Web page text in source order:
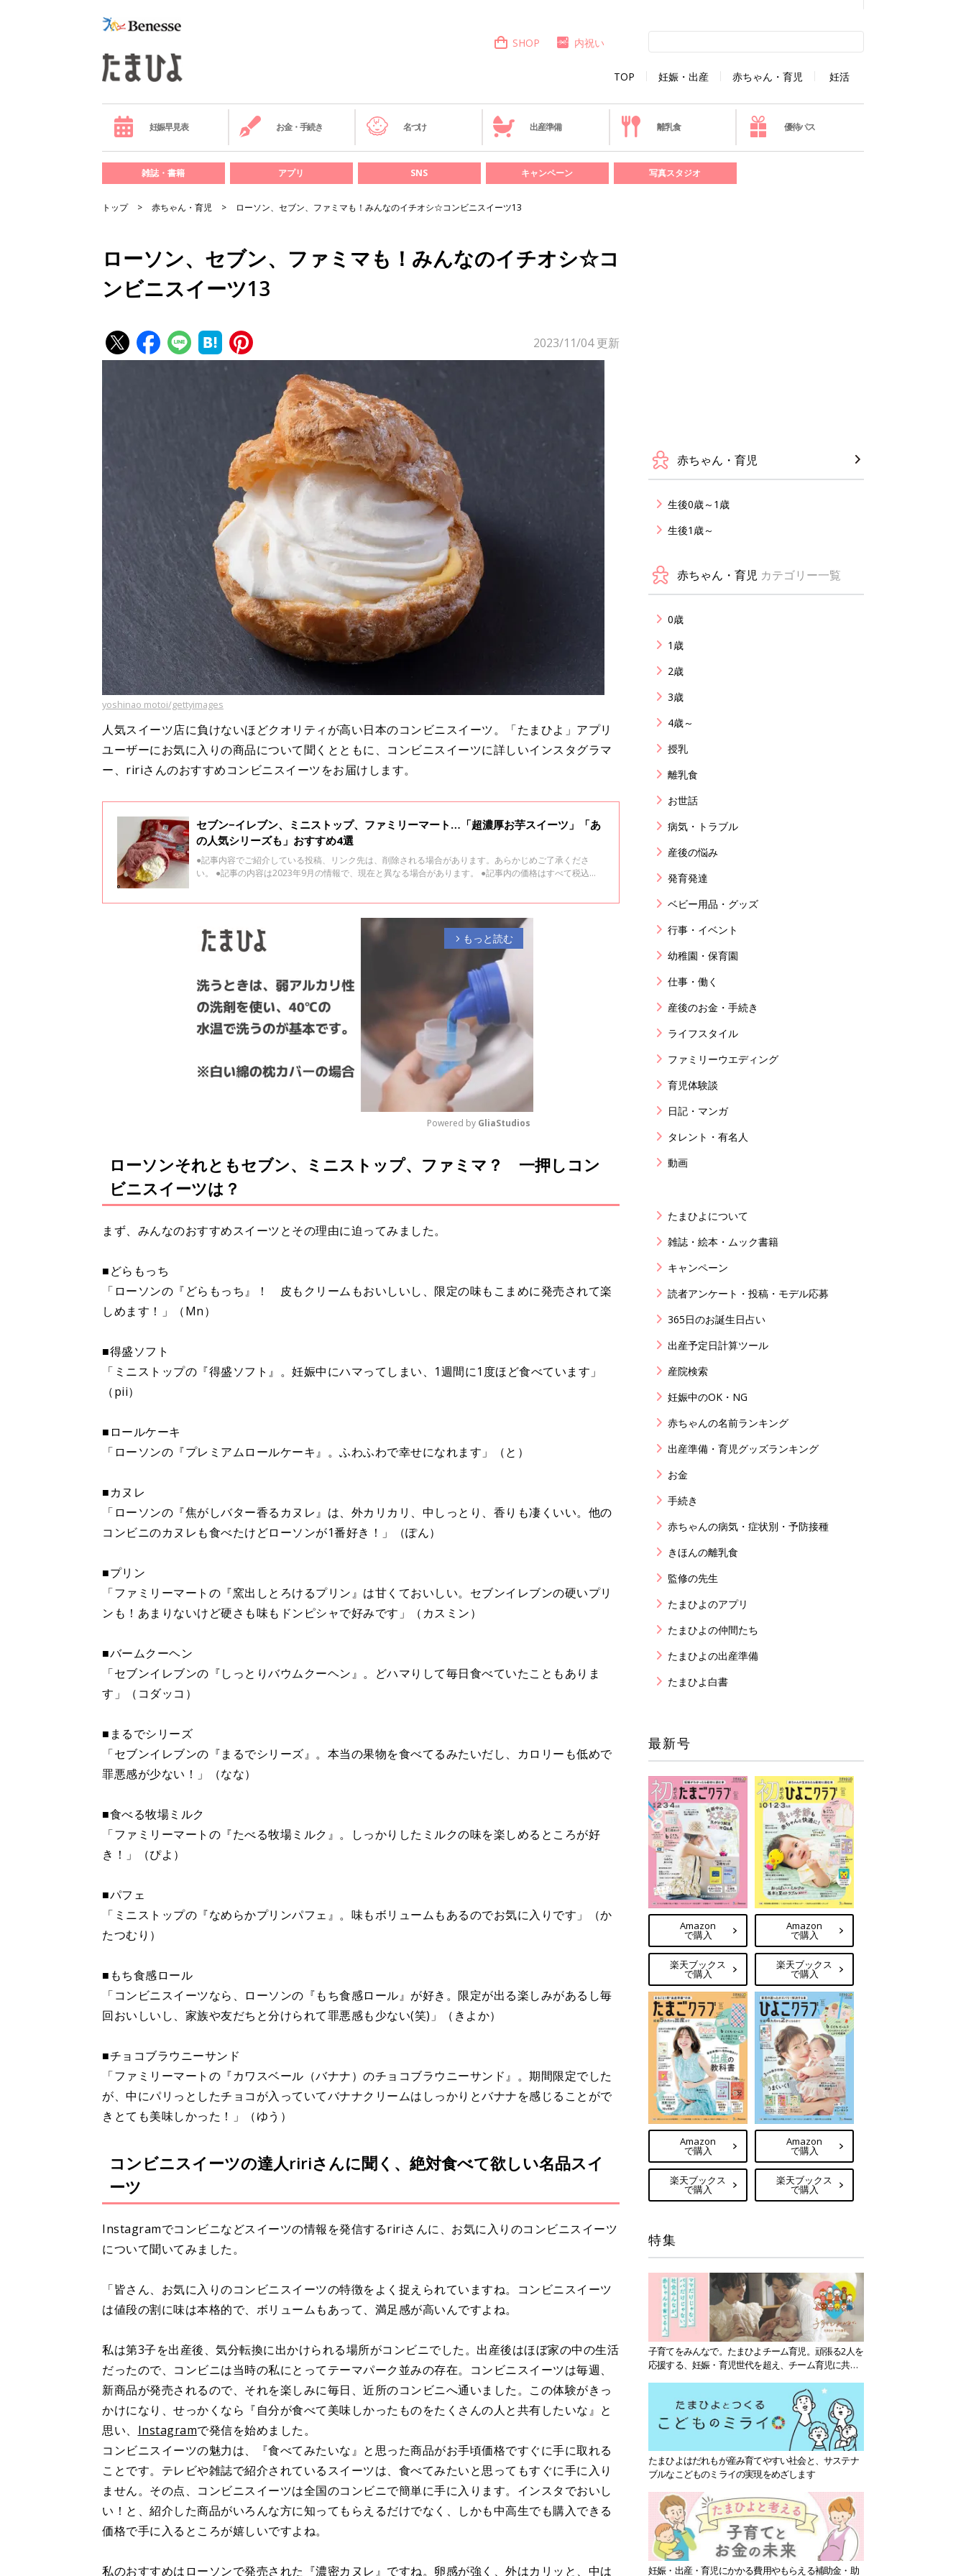
TOP 妊娠・出産 赤ちゃん・育児 妊活
SHOP 内祝い
妊娠早見表 お金・手続き 名づけ 出産準備 離乳食 優待パス
雑誌・書籍 アプリ SNS キャンペーン 写真スタジオ
トップ 赤ちゃん・育児 ローソン、セブン、ファミマも！みんなのイチオシ☆コンビニスイーツ13
ローソン、セブン、ファミマも！みんなのイチオシ☆コ
ンビニスイーツ13
2023/11/04更新
yoshinao motoi/gettyimages
人気スイーツ店に負けないほどクオリティが高い日本のコンビニスイーツ。「たまひよ」アプリ
ユーザーにお気に入りの商品について聞くとともに、コンビニスイーツに詳しいインスタグラマ
ー、ririさんのおすすめコンビニスイーツをお届けします。
セブン−イレブン、ミニストップ、ファミリーマート…「超濃厚お芋スイーツ」「あ
の人気シリーズも」おすすめ4選
●記事内容でご紹介している投稿、リンク先は、削除される場合があります。あらかじめご了承くださ
い。 ●記事の内容は2023年9月の情報で、現在と異なる場合があります。 ●記事内の価格はすべて税込
arrow_forward_ios もっと読む
M
t
Powered by GliaStudios
ローソンそれともセブン、ミニストップ、ファミマ？ 一押しコン
ビニスイーツは？
まず、みんなのおすすめスイーツとその理由に迫ってみました。
■どらもっち
「ローソンの『どらもっち』！ 皮もクリームもおいしいし、限定の味もこまめに発売されて楽
しめます！」（Mn）
■得盛ソフト
「ミニストップの『得盛ソフト』。妊娠中にハマってしまい、1週間に1度ほど食べています」
（pii）
■ロールケーキ
「ローソンの『プレミアムロールケーキ』。ふわふわで幸せになれます」（と）
■カヌレ
「ローソンの『焦がしバター香るカヌレ』は、外カリカリ、中しっとり、香りも凄くいい。他の
コンビニのカヌレも食べたけどローソンが1番好き！」（ぽん）
■プリン
「ファミリーマートの『窯出しとろけるプリン』は甘くておいしい。セブンイレブンの硬いプリ
ンも！あまりないけど硬さも味もドンピシャで好みです」（カスミン）
■バームクーヘン
「セブンイレブンの『しっとりバウムクーヘン』。どハマりして毎日食べていたこともありま
す」（コダッコ）
■まるでシリーズ
「セブンイレブンの『まるでシリーズ』。本当の果物を食べてるみたいだし、カロリーも低めで
罪悪感が少ない！」（なな）
■食べる牧場ミルク
「ファミリーマートの『たべる牧場ミルク』。しっかりしたミルクの味を楽しめるところが好
き！」（ぴよ）
■パフェ
「ミニストップの『なめらかプリンパフェ』。味もボリュームもあるのでお気に入りです」（か
たつむり）
■もち食感ロール
「コンビニスイーツなら、ローソンの『もち食感ロール』が好き。限定が出る楽しみがあるし毎
回おいしいし、家族や友だちと分けられて罪悪感も少ない(笑)」（きよか）
■チョコブラウニーサンド
「ファミリーマートの『カワスベール（バナナ）のチョコブラウニーサンド』。期間限定でした
が、中にパリっとしたチョコが入っていてバナナクリームはしっかりとバナナを感じることがで
きとても美味しかった！」（ゆう）
コンビニスイーツの達人ririさんに聞く、絶対食べて欲しい名品スイ
ーツ
Instagramでコンビニなどスイーツの情報を発信するririさんに、お気に入りのコンビニスイーツ
について聞いてみました。
「皆さん、お気に入りのコンビニスイーツの特徴をよく捉えられていますね。コンビニスイーツ
は値段の割に味は本格的で、ボリュームもあって、満足感が高いんですよね。
私は第3子を出産後、気分転換に出かけられる場所がコンビニでした。出産後はほぼ家の中の生活
だったので、コンビニは当時の私にとってテーマパーク並みの存在。コンビニスイーツは毎週、
新商品が発売されるので、それを楽しみに毎日、近所のコンビニへ通いました。この体験がきっ
かけになり、せっかくなら『自分が食べて美味しかったものをたくさんの人と共有したいな』と
思い、 Instagramで発信を始めました。
コンビニスイーツの魅力は、『食べてみたいな』と思った商品がお手頃価格ですぐに手に取れる
ことです。テレビや雑誌で紹介されているスイーツは、食べてみたいと思ってもすぐに手に入り
ません。その点、コンビニスイーツは全国のコンビニで簡単に手に入ります。インスタでおいし
い！と、紹介した商品がいろんな方に知ってもらえるだけでなく、しかも中高生でも購入できる
価格で手に入るところが嬉しいですよね。
私のおすすめはローソンで発売された『濃密カヌレ』ですね。卵感が強く、外はカリッと、中は
赤ちゃん・育児
生後0歳～1歳
生後1歳～
赤ちゃん・育児 カテゴリー一覧
0歳
1歳
2歳
3歳
4歳～
授乳
離乳食
お世話
病気・トラブル
産後の悩み
発育発達
ベビー用品・グッズ
行事・イベント
幼稚園・保育園
仕事・働く
産後のお金・手続き
ライフスタイル
ファミリーウエディング
育児体験談
日記・マンガ
タレント・有名人
動画
たまひよについて
雑誌・絵本・ムック書籍
キャンペーン
読者アンケート・投稿・モデル応募
365日のお誕生日占い
出産予定日計算ツール
産院検索
妊娠中のOK・NG
赤ちゃんの名前ランキング
出産準備・育児グッズランキング
お金
手続き
赤ちゃんの病気・症状別・予防接種
きほんの離乳食
監修の先生
たまひよのアプリ
たまひよの仲間たち
たまひよの出産準備
たまひよ白書
最新号
Amazon
で購入
楽天ブックス
で購入
Amazon
で購入
楽天ブックス
で購入
Amazon
で購入
楽天ブックス
で購入
Amazon
で購入
楽天ブックス
で購入
特集
子育てをみんなで。たまひよチーム育児。頑張る2人を
応援する、妊娠・育児世代を超え、チーム育児に共感
たまひよはだれもが産み育てやすい社会と、サステナ
ブルなこどものミライの実現をめざします
妊娠・出産・育児にかかる費用やもらえる補助金・助